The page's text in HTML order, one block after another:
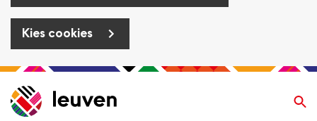
Kies cookies
Overslaan
en
naar